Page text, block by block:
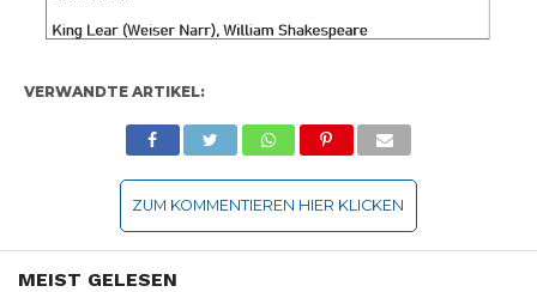
VERWANDTE ARTIKEL:
ZUM KOMMENTIEREN HIER KLICKEN
MEIST GELESEN